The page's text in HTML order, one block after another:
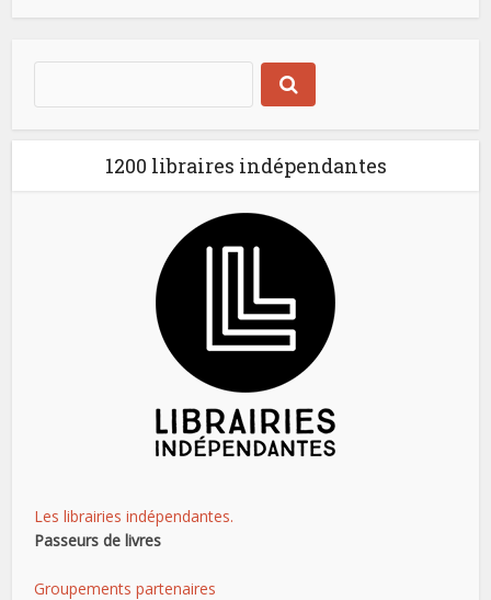
1200 libraires indépendantes
Les librairies indépendantes.
Passeurs de livres
Groupements partenaires